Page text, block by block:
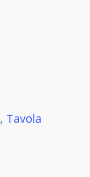
, Tavola